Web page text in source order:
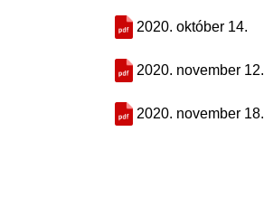
2020. október 14.
2020. november 12.
2020. november 18.